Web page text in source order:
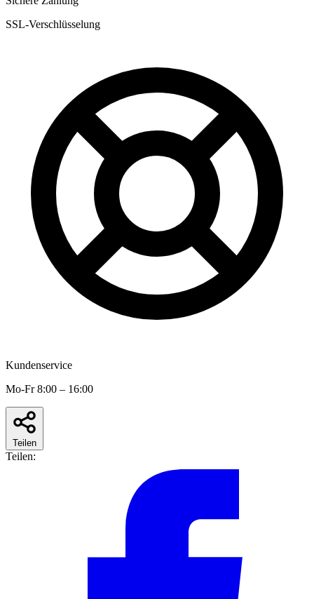
SSL-Verschlüsselung
Kundenservice
Mo-Fr 8:00 – 16:00
Teilen
Teilen: